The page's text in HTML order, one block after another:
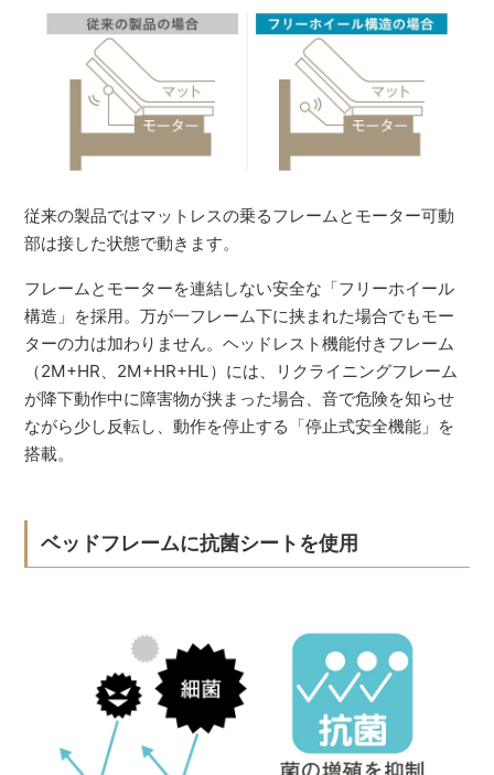
従来の製品ではマットレスの乗るフレームとモーター可動
部は接した状態で動きます。
フレームとモーターを連結しない安全な「フリーホイール
構造」を採用。万が一フレーム下に挟まれた場合でもモー
ターの力は加わりません。ヘッドレスト機能付きフレーム
（2M+HR、2M+HR+HL）には、リクライニングフレーム
が降下動作中に障害物が挟まった場合、音で危険を知らせ
ながら少し反転し、動作を停止する「停止式安全機能」を
搭載。
ベッドフレームに抗菌シートを使用